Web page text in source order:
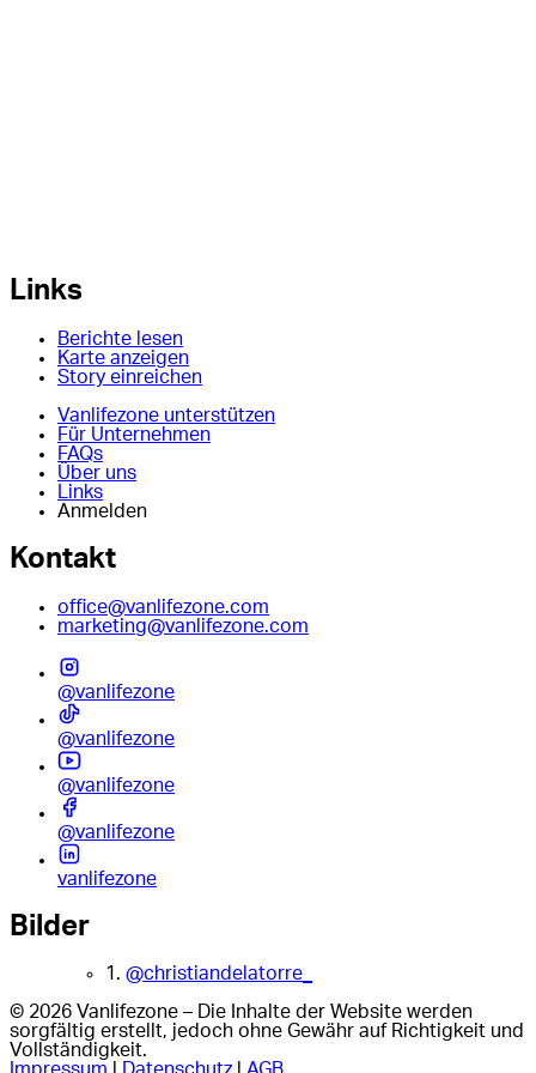
Links
Berichte lesen
Karte anzeigen
Story einreichen
Vanlifezone unterstützen
Für Unternehmen
FAQs
Über uns
Links
Anmelden
Kontakt
office@vanlifezone.com
marketing@vanlifezone.com
@vanlifezone
@vanlifezone
@vanlifezone
@vanlifezone
vanlifezone
Bilder
1. @christiandelatorre_
© 2026 Vanlifezone – Die Inhalte der Website werden
sorgfältig erstellt, jedoch ohne Gewähr auf Richtigkeit und
Vollständigkeit.